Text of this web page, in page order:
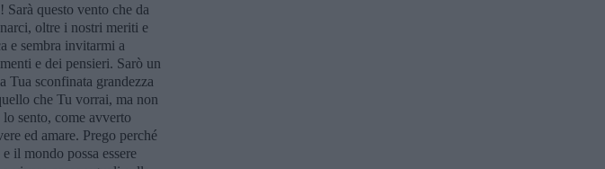
Sarà questo vento che da
oltre i nostri meriti e
e sembra invitarmi a
e dei pensieri. Sarò un
Tua sconfinata grandezza
che Tu vorrai, ma non
sento, come avverto
ed amare. Prego perché
il mondo possa essere